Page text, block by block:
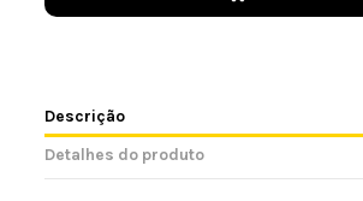
Descrição
Detalhes do produto